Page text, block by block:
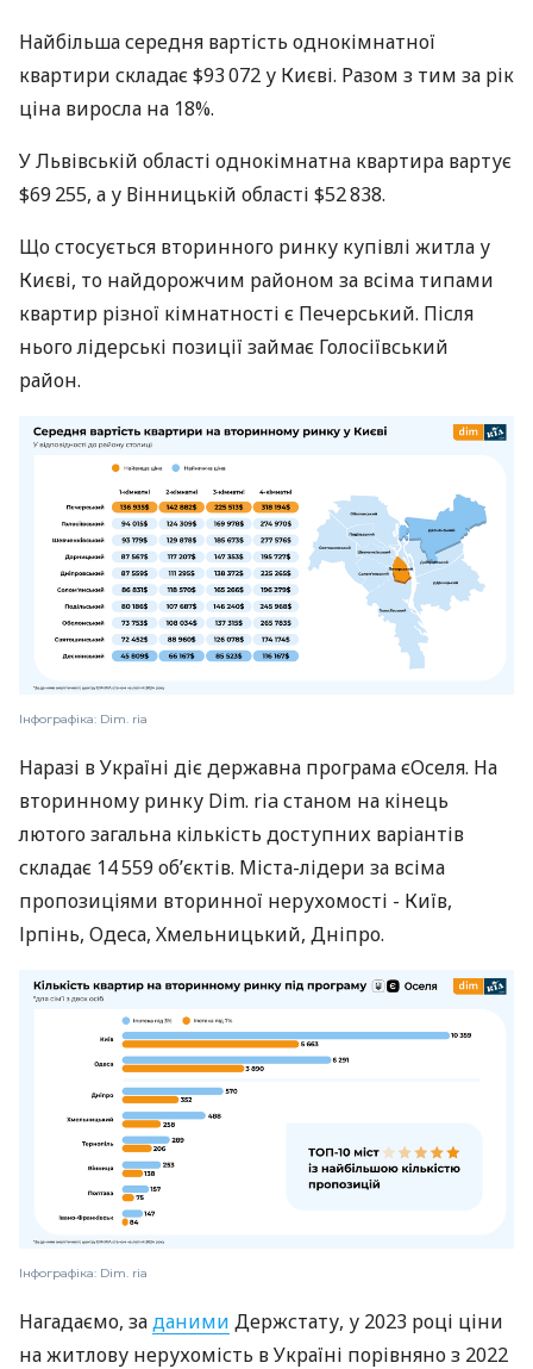
Найбільша середня вартість однокімнатної
квартири складає $93 072 у Києві. Разом з тим за рік
ціна виросла на 18%.
У Львівській області однокімнатна квартира вартує
$69 255, а у Вінницькій області $52 838.
Що стосується вторинного ринку купівлі житла у
Києві, то найдорожчим районом за всіма типами
квартир різної кімнатності є Печерський. Після
нього лідерські позиції займає Голосіївський
район.
Інфографіка: Dim. ria
Наразі в Україні діє державна програма єОселя. На
вторинному ринку Dim. ria станом на кінець
лютого загальна кількість доступних варіантів
складає 14 559 обʼєктів. Міста-лідери за всіма
пропозиціями вторинної нерухомості - Київ,
Ірпінь, Одеса, Хмельницький, Дніпро.
Інфографіка: Dim. ria
Нагадаємо, заданими Держстату, у 2023 році ціни
на житлову нерухомість в Україні порівняно з 2022